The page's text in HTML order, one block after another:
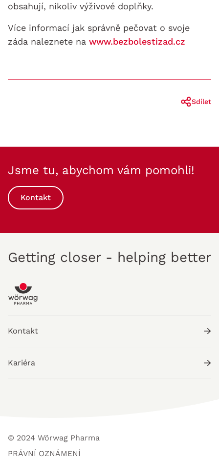
obsahují, nikoliv výživové doplňky.
Více informací jak správně pečovat o svoje
záda naleznete na www.bezbolestizad.cz
Sdílet
Jsme tu, abychom vám pomohli!
Kontakt
Getting closer - helping better
Kontakt
Kariéra
© 2024 Wörwag Pharma
PRÁVNÍ OZNÁMENÍ